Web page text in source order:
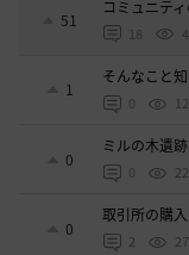
51
コミュニテ
18
1
そんなこと
0
0
ミルの木遺
0
0
取引所の購
2